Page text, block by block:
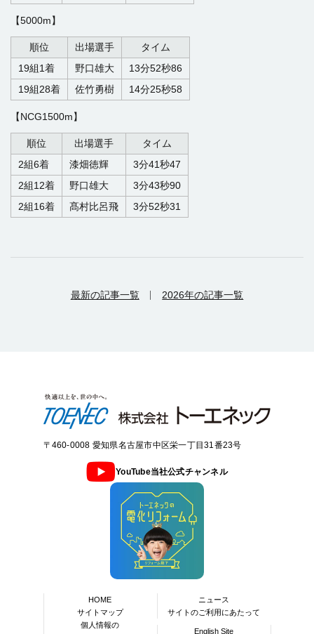
【5000m】
順位 出場選手
タイム
19組1着
野口雄大
13分52秒86
19組28着
佐竹勇樹 14分25秒58
【NCG1500m】
順位 出場選手
タイム
2組6着
漆畑徳輝
3分41秒47
2組12着
野口雄大
3分43秒90
2組16着
髙村比呂飛 3分52秒31
最新の記事一覧 2026年の記事一覧
〒460-0008 愛知県名古屋市中区栄一丁目31番23号
YouTube当社公式チャンネル
HOME
ニュース
サイトマップ
サイトのご利用にあたって
個人情報の
English Site